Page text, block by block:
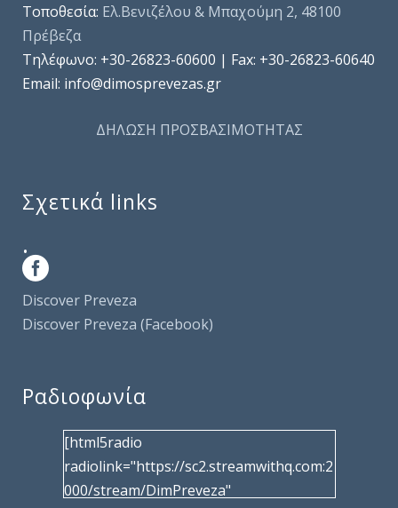
Τοποθεσία: Ελ.Βενιζέλου & Μπαχούμη 2, 48100
Πρέβεζα
Τηλέφωνo: +30-26823-60600 | Fax: +30-26823-60640
Email: info@dimosprevezas.gr
ΔΗΛΩΣΗ ΠΡΟΣΒΑΣΙΜΟΤΗΤΑΣ
Σχετικά links
.
Discover Preveza
Discover Preveza (Facebook)
Ραδιοφωνία
[html5radio
radiolink="https://sc2.streamwithq.com:2
000/stream/DimPreveza"